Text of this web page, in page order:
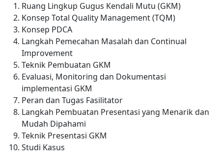
Ruang Lingkup Gugus Kendali Mutu (GKM)
Konsep Total Quality Management (TQM)
Konsep PDCA
Langkah Pemecahan Masalah dan Continual
Improvement
Teknik Pembuatan GKM
Evaluasi, Monitoring dan Dokumentasi
implementasi GKM
Peran dan Tugas Fasilitator
Langkah Pembuatan Presentasi yang Menarik dan
Mudah Dipahami
Teknik Presentasi GKM
Studi Kasus